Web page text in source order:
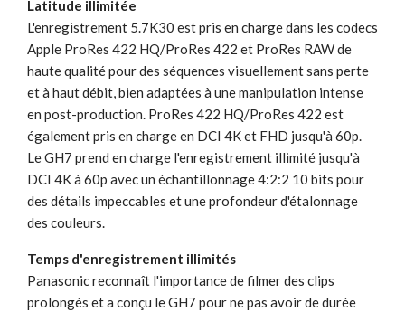
Latitude illimitée
L'enregistrement 5.7K30 est pris en charge dans les codecs
Apple ProRes 422 HQ/ProRes 422 et ProRes RAW de
haute qualité pour des séquences visuellement sans perte
et à haut débit, bien adaptées à une manipulation intense
en post-production. ProRes 422 HQ/ProRes 422 est
également pris en charge en DCI 4K et FHD jusqu'à 60p.
Le GH7 prend en charge l'enregistrement illimité jusqu'à
DCI 4K à 60p avec un échantillonnage 4:2:2 10 bits pour
des détails impeccables et une profondeur d'étalonnage
des couleurs.
Temps d'enregistrement illimités
Panasonic reconnaît l'importance de filmer des clips
prolongés et a conçu le GH7 pour ne pas avoir de durée